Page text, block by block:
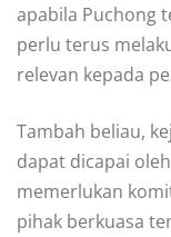
apabila Puchong
perlu terus
relevan kepada
Tambah beliau,
dapat dicapai
memerlukan
pihak berkuasa